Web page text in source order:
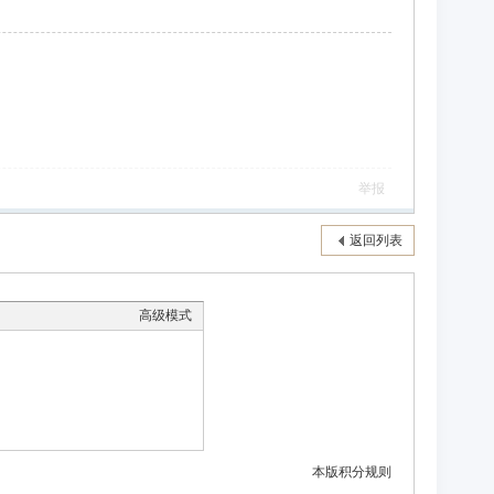
举报
返回列表
高级模式
本版积分规则